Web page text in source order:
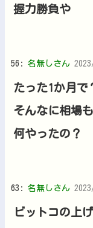
握力勝負や
56: 名無しさん
たった1か月で
そんなに相場
何やったの？
63: 名無しさん
ビットコの上